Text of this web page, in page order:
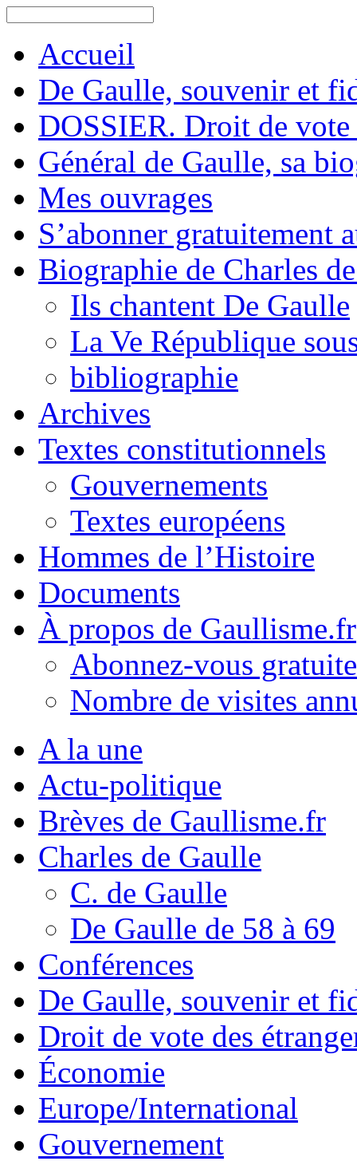
Accueil
De Gaulle, souvenir et
DOSSIER. Droit de vote
Général de Gaulle, sa
Mes ouvrages
S’abonner gratuitement
Biographie de Charles
Ils chantent De Gaulle
La Ve République
bibliographie
Archives
Textes constitutionnels
Gouvernements
Textes européens
Hommes de l’Histoire
Documents
À propos de Gaullisme.fr
Abonnez-vous
Nombre de visites
A la une
Actu-politique
Brèves de Gaullisme.fr
Charles de Gaulle
C. de Gaulle
De Gaulle de 58 à 69
Conférences
De Gaulle, souvenir et
Droit de vote des
Économie
Europe/International
Gouvernement